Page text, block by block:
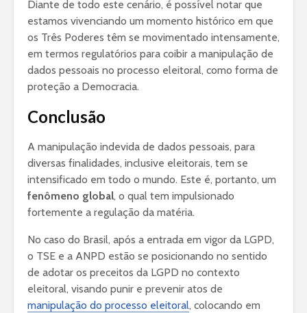
Diante de todo este cenário, é possível notar que
estamos vivenciando um momento histórico em que
os Três Poderes têm se movimentado intensamente,
em termos regulatórios para coibir a manipulação de
dados pessoais no processo eleitoral, como forma de
proteção a Democracia.
Conclusão
A manipulação indevida de dados pessoais, para
diversas finalidades, inclusive eleitorais, tem se
intensificado em todo o mundo. Este é, portanto, um
fenômeno global, o qual tem impulsionado
fortemente a regulação da matéria.
No caso do Brasil, após a entrada em vigor da LGPD,
o TSE e a ANPD estão se posicionando no sentido
de adotar os preceitos da LGPD no contexto
eleitoral, visando punir e prevenir atos de
manipulação do processo eleitoral, colocando em